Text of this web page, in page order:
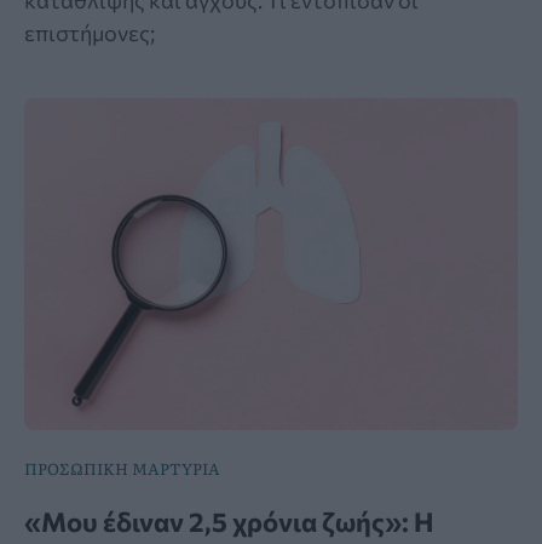
επιστήμονες;
ΠΡΟΣΩΠΙΚΗ ΜΑΡΤΥΡΙΑ
«Μου έδιναν 2,5 χρόνια ζωής»: Η